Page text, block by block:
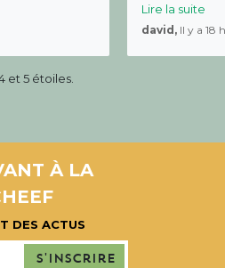
Lire la suite
david, Il y a 18
et 5 étoiles.
À LA
DES ACTUS
S'inscrire